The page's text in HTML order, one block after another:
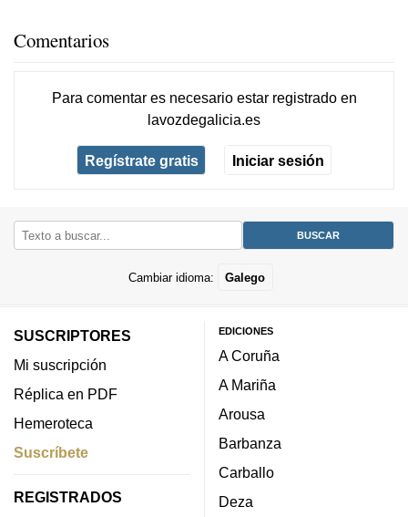
Comentarios
Para comentar es necesario estar registradoen
lavozdegalicia.es
Regístrate gratis Iniciar sesión
Cambiar idioma: Galego
SUSCRIPTORES
Mi suscripción
Réplica en PDF
Hemeroteca
Suscríbete
REGISTRADOS
EDICIONES
A Coruña
A Mariña
Arousa
Barbanza
Carballo
Deza